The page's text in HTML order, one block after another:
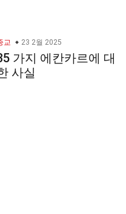
교 23 2월 2025
가지 에칸카르에 대
사실